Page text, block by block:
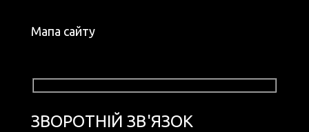
Мапа сайту
ЗВОРОТНІЙ ЗВ'ЯЗОК